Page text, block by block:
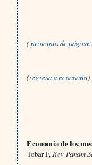
( principio de
(regresa a economía)
Economía de los
Tobar F, Rev Panam